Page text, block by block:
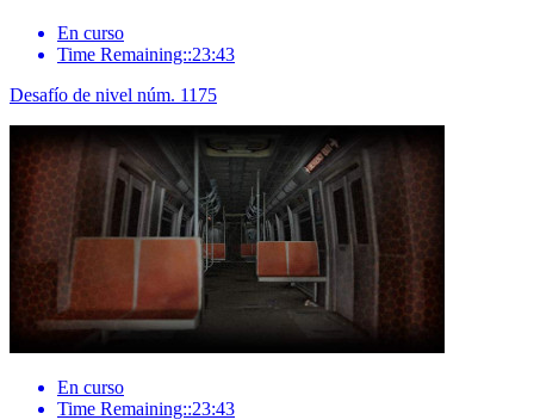
En curso
Time Remaining::23:43
Desafío de nivel núm. 1175
En curso
Time Remaining::23:43